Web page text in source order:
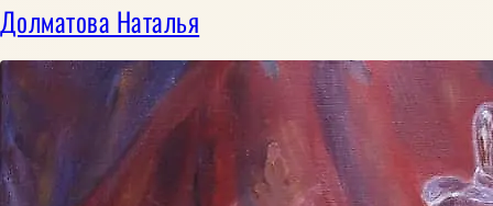
Долматова Наталья